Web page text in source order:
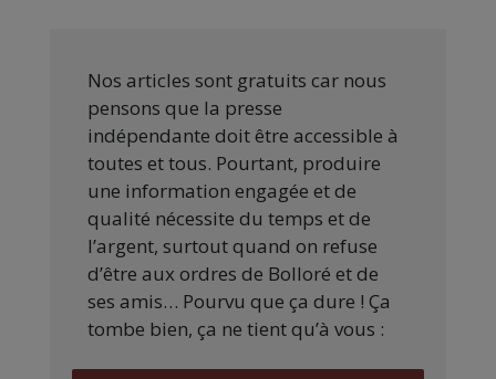
Nos articles sont gratuits car nous
pensons que la presse
indépendante doit être accessible à
toutes et tous. Pourtant, produire
une information engagée et de
qualité nécessite du temps et de
l’argent, surtout quand on refuse
d’être aux ordres de Bolloré et de
ses amis… Pourvu que ça dure ! Ça
tombe bien, ça ne tient qu’à vous :